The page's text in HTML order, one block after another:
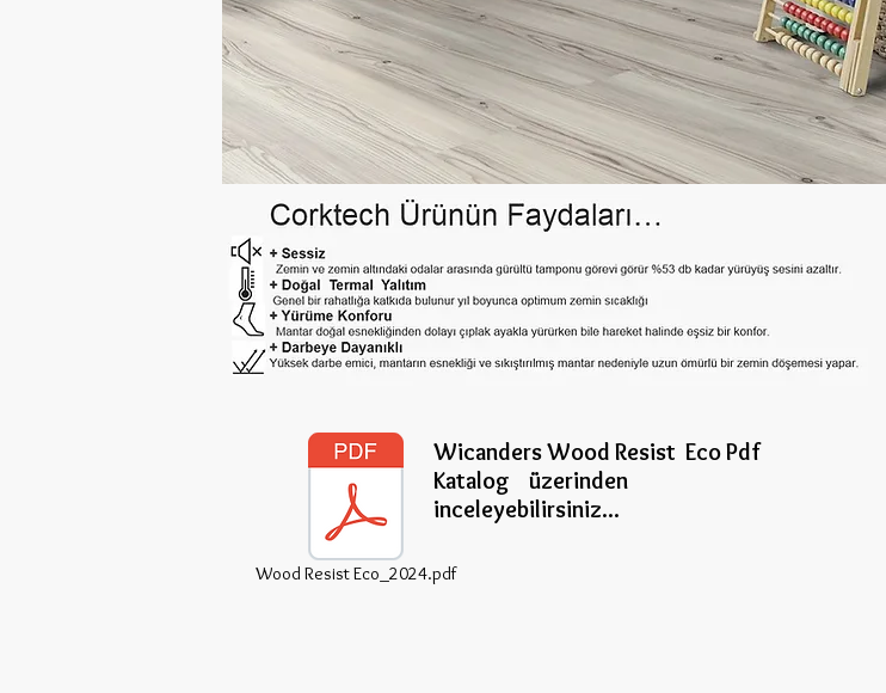
Wood Resist Eco_2024.pdf
Wicanders Wood Resist Eco Pdf
Katalog üzerinden
inceleyebilirsiniz...